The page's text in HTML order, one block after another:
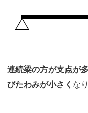
連続梁の方が支点が
びたわみが小さく な